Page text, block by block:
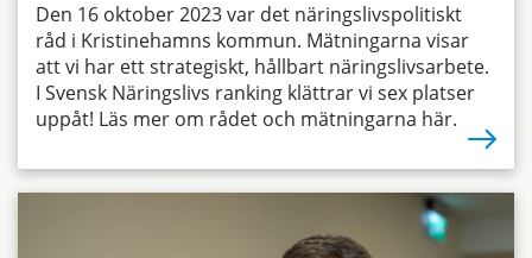
Den 16 oktober 2023 var det näringslivspolitiskt
råd i Kristinehamns kommun. Mätningarna visar
att vi har ett strategiskt, hållbart näringslivsarbete.
I Svensk Näringslivs ranking klättrar vi sex platser
uppåt! Läs mer om rådet och mätningarna här.